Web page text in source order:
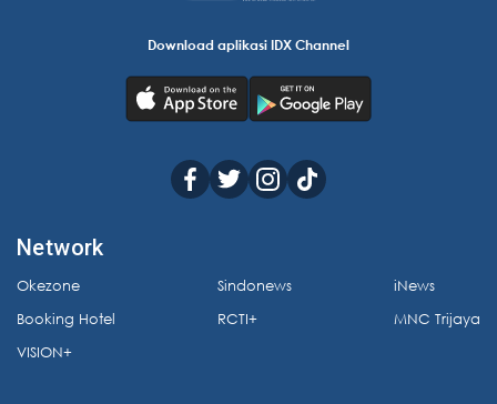
Download aplikasi IDX Channel
Network
Okezone
Booking Hotel
VISION+
Sindonews
RCTI+
iNews
MNC Trijaya